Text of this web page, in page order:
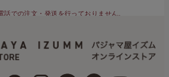
での注文・発送を行っておりません。